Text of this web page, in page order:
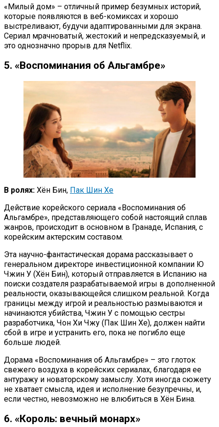
«Милый дом» – отличный пример безумных историй,
которые появляются в веб-комиксах и хорошо
выстреливают, будучи адаптированными для экрана.
Сериал мрачноватый, жестокий и непредсказуемый, и
это однозначно прорыв для Netflix.
5. «Воспоминания об Альгамбре»
В ролях: Хён Бин, Пак Шин Хе
Действие корейского сериала «Воспоминания об
Альгамбре», представляющего собой настоящий сплав
жанров, происходит в основном в Гранаде, Испания, с
корейским актерским составом.
Эта научно-фантастическая дорама рассказывает о
генеральном директоре инвестиционной компании Ю
Чжин У (Хён Бин), который отправляется в Испанию на
поиски создателя разрабатываемой игры в дополненной
реальности, оказывающейся слишком реальной. Когда
границы между игрой и реальностью размываются и
начинаются убийства, Чжин У с помощью сестры
разработчика, Чон Хи Чжу (Пак Шин Хе), должен найти
сбой в игре и устранить его, пока не погибло еще
больше людей.
Дорама «Воспоминания об Альгамбре» – это глоток
свежего воздуха в корейских сериалах, благодаря ее
антуражу и новаторскому замыслу. Хотя иногда сюжету
не хватает смысла, идея и исполнение безупречны, и,
если честно, невозможно не влюбиться в Хён Бина.
6. «Король: вечный монарх»